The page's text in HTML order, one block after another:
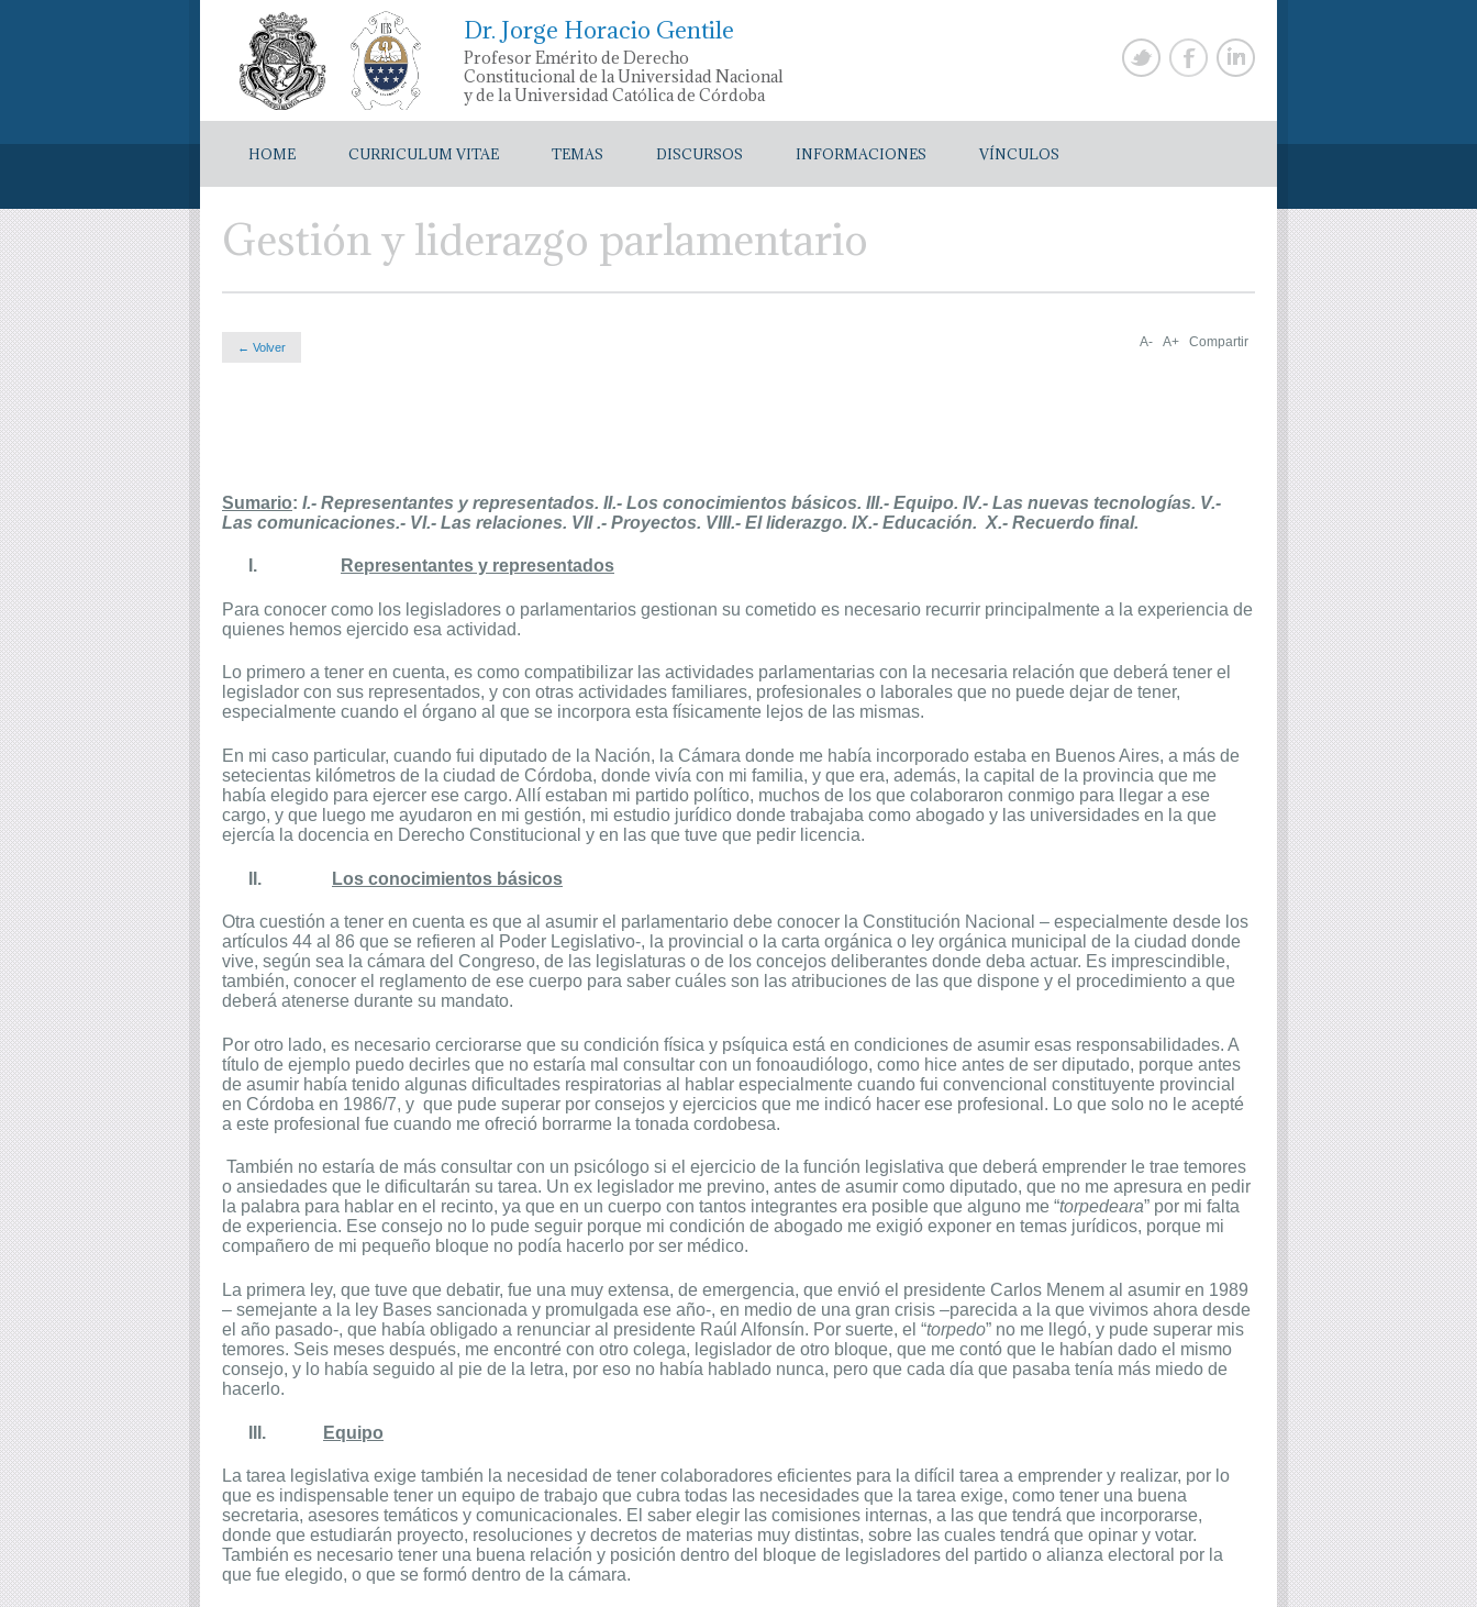
Dr. Jorge Horacio Gentile
Profesor Emérito de Derecho
Constitucional de la Universidad Nacional
y de la Universidad Católica de Córdoba
HOME CURRICULUM VITAE TEMAS DISCURSOS INFORMACIONES VÍNCULOS
Gestión y liderazgo parlamentario
← Volver A- A+ Compartir
Sumario: I.- Representantes y representados. II.- Los conocimientos básicos. III.- Equipo. IV.- Las nuevas tecnologías. V.-
Las comunicaciones.- VI.- Las relaciones. VII .- Proyectos. VIII.- El liderazgo. IX.- Educación. X.- Recuerdo final.
I. Representantes y representados
Para conocer como los legisladores o parlamentarios gestionan su cometido es necesario recurrir principalmente a la experiencia de
quienes hemos ejercido esa actividad.
Lo primero a tener en cuenta, es como compatibilizar las actividades parlamentarias con la necesaria relación que deberá tener el
legislador con sus representados, y con otras actividades familiares, profesionales o laborales que no puede dejar de tener,
especialmente cuando el órgano al que se incorpora esta físicamente lejos de las mismas.
En mi caso particular, cuando fui diputado de la Nación, la Cámara donde me había incorporado estaba en Buenos Aires, a más de
setecientas kilómetros de la ciudad de Córdoba, donde vivía con mi familia, y que era, además, la capital de la provincia que me
había elegido para ejercer ese cargo. Allí estaban mi partido político, muchos de los que colaboraron conmigo para llegar a ese
cargo, y que luego me ayudaron en mi gestión, mi estudio jurídico donde trabajaba como abogado y las universidades en la que
ejercía la docencia en Derecho Constitucional y en las que tuve que pedir licencia.
II. Los conocimientos básicos
Otra cuestión a tener en cuenta es que al asumir el parlamentario debe conocer la Constitución Nacional – especialmente desde los
artículos 44 al 86 que se refieren al Poder Legislativo-, la provincial o la carta orgánica o ley orgánica municipal de la ciudad donde
vive, según sea la cámara del Congreso, de las legislaturas o de los concejos deliberantes donde deba actuar. Es imprescindible,
también, conocer el reglamento de ese cuerpo para saber cuáles son las atribuciones de las que dispone y el procedimiento a que
deberá atenerse durante su mandato.
Por otro lado, es necesario cerciorarse que su condición física y psíquica está en condiciones de asumir esas responsabilidades. A
título de ejemplo puedo decirles que no estaría mal consultar con un fonoaudiólogo, como hice antes de ser diputado, porque antes
de asumir había tenido algunas dificultades respiratorias al hablar especialmente cuando fui convencional constituyente provincial
en Córdoba en 1986/7, y que pude superar por consejos y ejercicios que me indicó hacer ese profesional. Lo que solo no le acepté
a este profesional fue cuando me ofreció borrarme la tonada cordobesa.
También no estaría de más consultar con un psicólogo si el ejercicio de la función legislativa que deberá emprender le trae temores
o ansiedades que le dificultarán su tarea. Un ex legislador me previno, antes de asumir como diputado, que no me apresura en pedir
la palabra para hablar en el recinto, ya que en un cuerpo con tantos integrantes era posible que alguno me “torpedeara” por mi falta
de experiencia. Ese consejo no lo pude seguir porque mi condición de abogado me exigió exponer en temas jurídicos, porque mi
compañero de mi pequeño bloque no podía hacerlo por ser médico.
La primera ley, que tuve que debatir, fue una muy extensa, de emergencia, que envió el presidente Carlos Menem al asumir en 1989
– semejante a la ley Bases sancionada y promulgada ese año-, en medio de una gran crisis –parecida a la que vivimos ahora desde
el año pasado-, que había obligado a renunciar al presidente Raúl Alfonsín. Por suerte, el “torpedo” no me llegó, y pude superar mis
temores. Seis meses después, me encontré con otro colega, legislador de otro bloque, que me contó que le habían dado el mismo
consejo, y lo había seguido al pie de la letra, por eso no había hablado nunca, pero que cada día que pasaba tenía más miedo de
hacerlo.
III. Equipo
La tarea legislativa exige también la necesidad de tener colaboradores eficientes para la difícil tarea a emprender y realizar, por lo
que es indispensable tener un equipo de trabajo que cubra todas las necesidades que la tarea exige, como tener una buena
secretaria, asesores temáticos y comunicacionales. El saber elegir las comisiones internas, a las que tendrá que incorporarse,
donde que estudiarán proyecto, resoluciones y decretos de materias muy distintas, sobre las cuales tendrá que opinar y votar.
También es necesario tener una buena relación y posición dentro del bloque de legisladores del partido o alianza electoral por la
que fue elegido, o que se formó dentro de la cámara.